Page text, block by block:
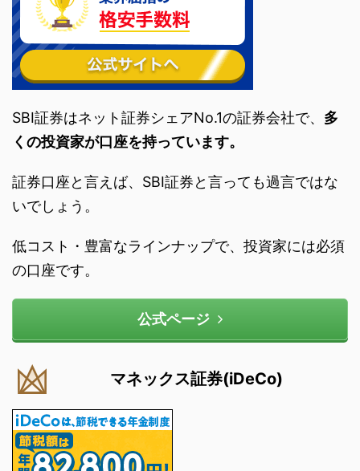
SBI証券はネット証券シェアNo.1の証券会社で、 多
くの投資家が口座を持っています。
証券口座と言えば、SBI証券と言っても過言ではな
いでしょう。
低コスト・豊富なラインナップで、投資家には必須
の口座です。
公式ページ
マネックス証券(iDeCo)